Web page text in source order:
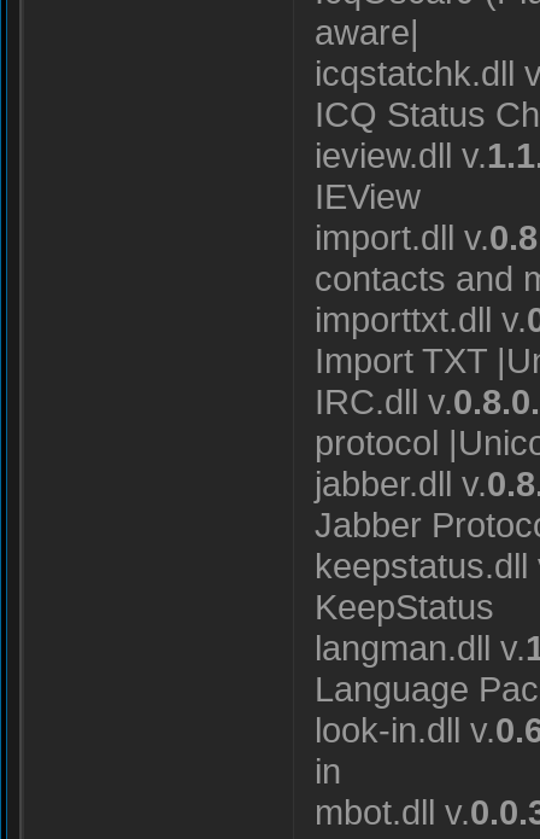
aware|
icqstatchk.dll
ICQ Status
ieview.dll v.
IEView
import.dll v.
contacts and
importtxt.dll v.
Import TXT
IRC.dll v.
protocol
jabber.dll v.
Jabber
keepstatus.dll
KeepStatus
langman.dll v.
Language
look-in.dll v.
in
mbot.dll v.